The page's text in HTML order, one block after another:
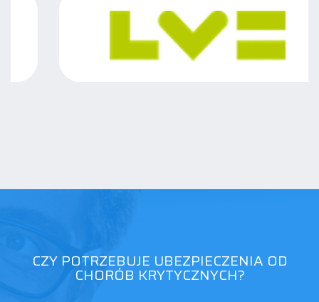
CZY POTRZEBUJE UBEZPIECZENIA OD
CHORÓB KRYTYCZNYCH?